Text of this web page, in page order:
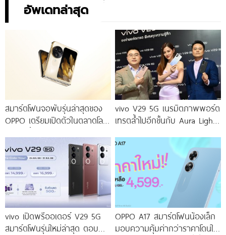
อัพเดทล่าสุด
สมาร์ตโฟนจอพับรุ่นล่าสุดของ
OPPO เตรียมเปิดตัวในตลาดโลก
vivo V29 5G เนรมิตภาพพอร์ต
เทรตล้ำไปอีกขั้นกับ Aura Light
โดดเด่นด้วยสุนทรียศาสตร์แห่ง
vivo เปิดพรีออเดอร์ V29 5G
สมาร์ตโฟนรุ่นใหม่ล่าสุด ตอบ
OPPO A17 สมาร์ตโฟนน้องเล็ก
มอบความคุ้มค่ากว่าราคาโดนใจ